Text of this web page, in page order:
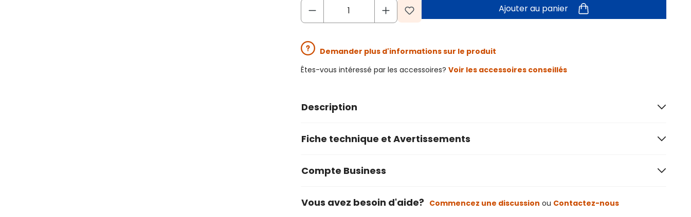
Ajouter au panier
Demander plus d'informations sur le produit
Êtes-vous intéressé par les accessoires? Voir les accessoires conseillés
Description
Fiche technique et Avertissements
Compte Business
Vous avez besoin d'aide? Commencez une discussion ou Contactez-nous